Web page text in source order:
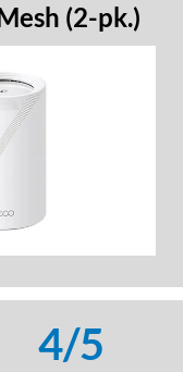
(2-pk.)
4/5